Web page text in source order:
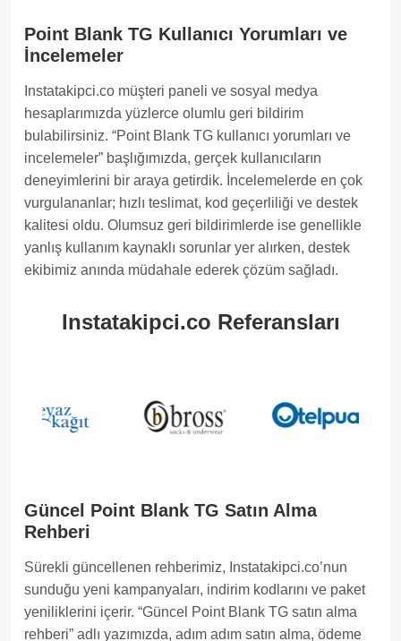
Point Blank TG Kullanıcı Yorumları ve
İncelemeler
Instatakipci.co müşteri paneli ve sosyal medya
hesaplarımızda yüzlerce olumlu geri bildirim
bulabilirsiniz. “Point Blank TG kullanıcı yorumları ve
incelemeler” başlığımızda, gerçek kullanıcıların
deneyimlerini bir araya getirdik. İncelemelerde en çok
vurgulananlar; hızlı teslimat, kod geçerliliği ve destek
kalitesi oldu. Olumsuz geri bildirimlerde ise genellikle
yanlış kullanım kaynaklı sorunlar yer alırken, destek
ekibimiz anında müdahale ederek çözüm sağladı.
Instatakipci.co Referansları
Güncel Point Blank TG Satın Alma
Rehberi
Sürekli güncellenen rehberimiz, Instatakipci.co’nun
sunduğu yeni kampanyaları, indirim kodlarını ve paket
yeniliklerini içerir. “Güncel Point Blank TG satın alma
rehberi” adlı yazımızda, adım adım satın alma, ödeme